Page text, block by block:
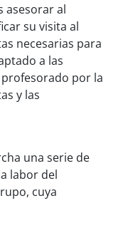
asesorar al
su visita al
necesarias para
a las
por la
y las
una serie de
labor del
cuya